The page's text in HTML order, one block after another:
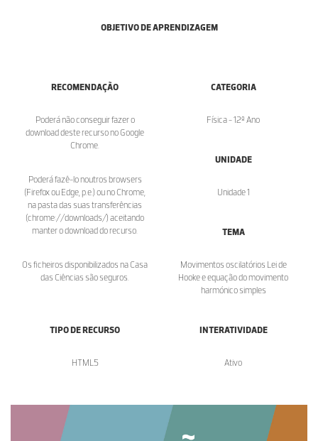
OBJETIVO DE APRENDIZAGEM
RECOMENDAÇÃO
Poderá não conseguir fazer o
download deste recurso no Google
Chrome.
Poderá fazê-lo noutros browsers
(Firefox ou Edge, p.e.) ou no Chrome,
na pasta das suas transferências
(chrome://downloads/) aceitando
manter o download do recurso.
Os ficheiros disponibilizados na Casa
das Ciências são seguros.
CATEGORIA
Física - 12º Ano
UNIDADE
Unidade 1
TEMA
Movimentos oscilatórios Lei de
Hooke e equação do movimento
harmónico simples
TIPO DE RECURSO
HTML5
INTERATIVIDADE
Ativo